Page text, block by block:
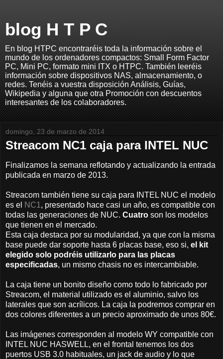
blog H T P C
En blog HTPC encontraréis toda la información sobre el
mundo de los ordenadores compactos: Small Form Factor
PC, Mini PC, formato mini ITX o HTPC. También leeréis
información sobre dispositivos NAS, almacenamiento, o
redes. Tenéis a vuestra disposición Análisis, Guías,
Wikipedia y alguna que otra Promoción con descuentos
interesantes de los colaboradores.
domingo, 23 de marzo de 2014
Streacom NC1 caja para INTEL NUC
Finalizamos la semana reflotando y actualizando la entrada
publicada en marzo de 2013.
Streacom también tiene su caja para INTEL NUC el modelo
es el NC1 , presentado hace casi un año, es compatible con
todas las generaciones de NUC. Cuatro son los modelos
que tienen en el mercado.
Esta caja destaca por su modularidad, ya que con la misma
base puede dar soporte hasta 6 placas base, eso si, el kit
elegido solo podréis utilizarlo para las placas
especificadas, un mismo chasis no es intercambiable.
La caja tiene un bonito diseño como todo lo fabricado por
Streacom, el material utilizado es el aluminio, salvo los
laterales que son acrílicos. La caja la podremos comprar en
dos colores diferentes a un precio aproximado de unos 80€.
Las imágenes corresponden al modelo WY compatible con
INTEL NUC HASWELL, en el frontal tenemos los dos
puertos USB 3.0 habituales, un jack de audio y lo que